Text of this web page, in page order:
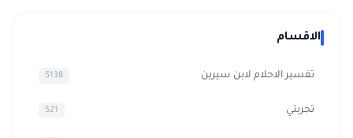
الاقسام
تفسير الاحلام لابن سيرين 5138
تجربتي 521